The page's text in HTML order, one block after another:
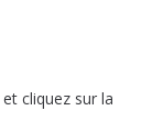
et cliquez sur la